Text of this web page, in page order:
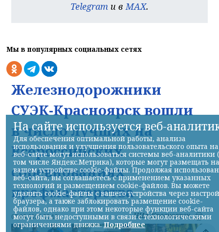
Telegram и вMAX.
Мы в популярных социальных сетях
Железнодорожники
СУЭК-Красноярск вошли
в число лучших на
Всероссийских
соревнованиях
профмастерства
07.08.2026 22:13 НИА-Красноярск
На сайте используется веб-
Для обеспечения оптимальной работы, анализа
использования и улучшения пользовательского опыта на
веб-сайте могут использоваться системы веб-аналитики
том числе Яндекс.Метрика), которые могут размещать на
вашем устройстве cookie-файлы. Продолжая
веб-сайта, вы соглашаетесь с применением указанных
технологий и размещением cookie-файлов. Вы можете
удалить cookie-файлы с вашего устройства через
браузера, а также заблокировать размещение cookie-
файлов, однако при этом некоторые функции веб-сайта
могут быть недоступными в связи с технологическими
ограничениями движка.Подробнее